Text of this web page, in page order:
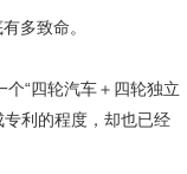
多致命。
“四轮汽车＋四轮独立
专利的程度，却也已经